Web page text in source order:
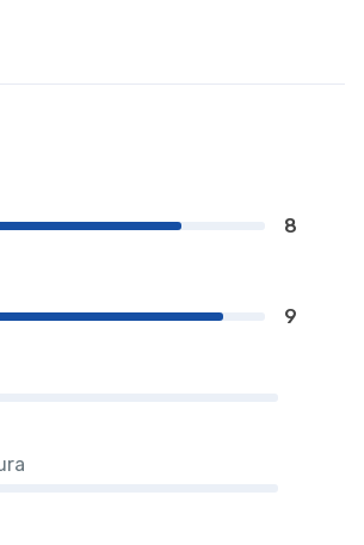
8
9